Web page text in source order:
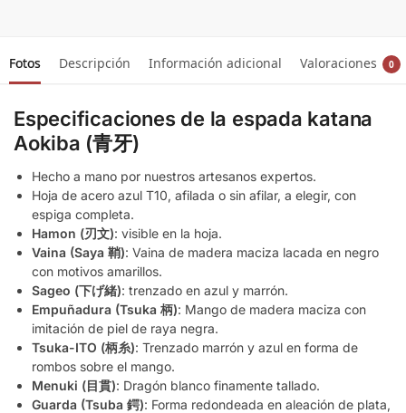
Fotos Descripción Información adicional Valoraciones 0
Especificaciones de la espada katana
Aokiba (青牙)
Hecho a mano por nuestros artesanos expertos.
Hoja de acero azul T10, afilada o sin afilar, a elegir, con
espiga completa.
Hamon (刃文): visible en la hoja.
Vaina (Saya 鞘): Vaina de madera maciza lacada en negro
con motivos amarillos.
Sageo (下げ緒): trenzado en azul y marrón.
Empuñadura (Tsuka 柄): Mango de madera maciza con
imitación de piel de raya negra.
Tsuka-ITO (柄糸): Trenzado marrón y azul en forma de
rombos sobre el mango.
Menuki (目貫): Dragón blanco finamente tallado.
Guarda (Tsuba 鍔): Forma redondeada en aleación de plata,